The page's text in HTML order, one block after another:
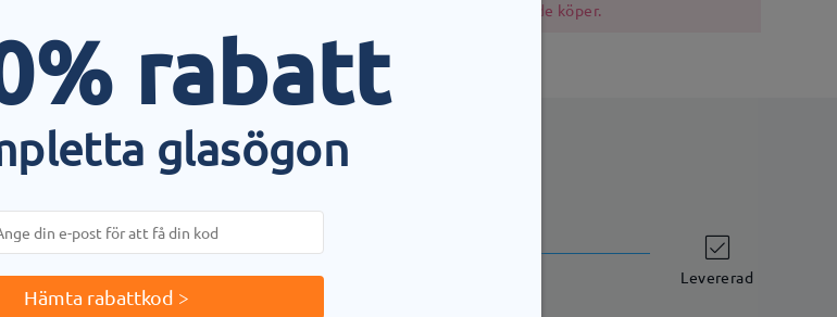
Kunder med en historia av nickelallergi bör vara försiktiga när de köper.
LEVERANS
Skickad Levererad
rabatt
glasögon
Hämta rabattkod >